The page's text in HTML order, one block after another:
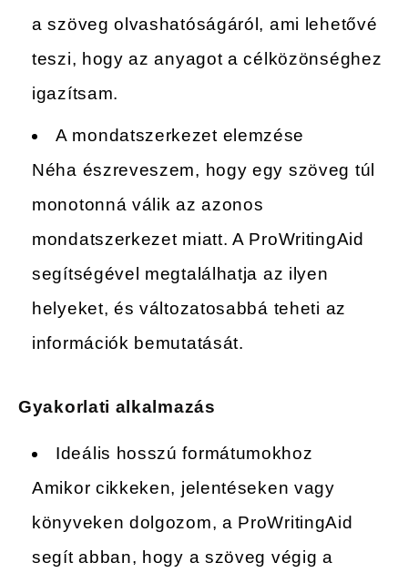
a szöveg olvashatóságáról, ami lehetővé
teszi, hogy az anyagot a célközönséghez
igazítsam.
A mondatszerkezet elemzése
Néha észreveszem, hogy egy szöveg túl
monotonná válik az azonos
mondatszerkezet miatt. A ProWritingAid
segítségével megtalálhatja az ilyen
helyeket, és változatosabbá teheti az
információk bemutatását.
Gyakorlati alkalmazás
Ideális hosszú formátumokhoz
Amikor cikkeken, jelentéseken vagy
könyveken dolgozom, a ProWritingAid
segít abban, hogy a szöveg végig a